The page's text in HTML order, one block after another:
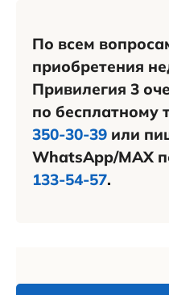
По всем
приобретения
Привилегия 3
по бесплатному
350-30-39 или
WhatsApp/MAX
133-54-57.